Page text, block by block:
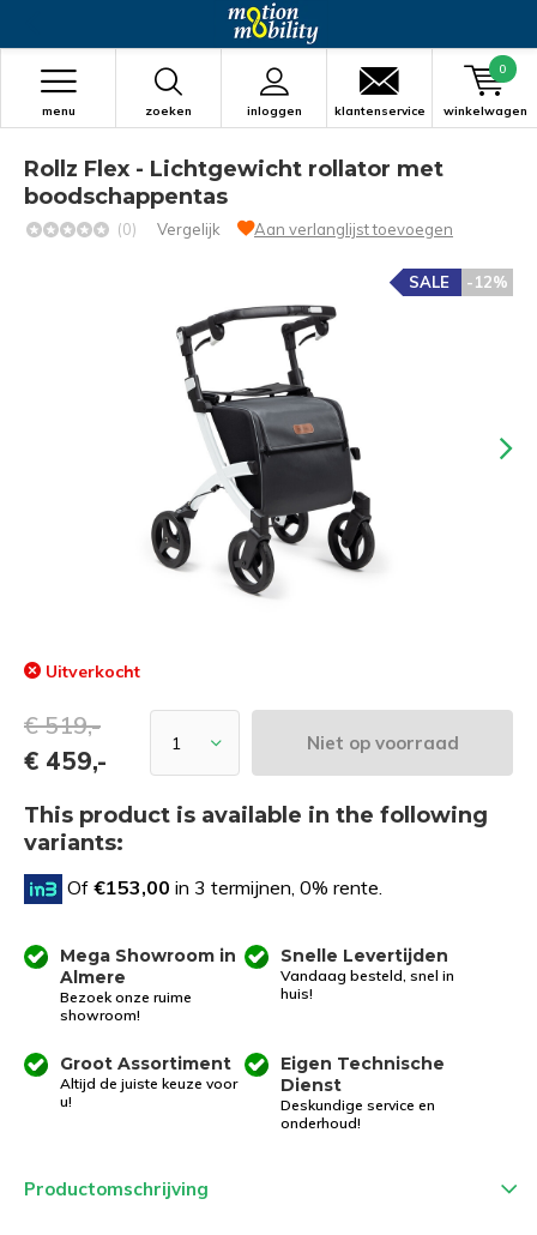
zoeken inloggen
menu klantenservice winkelwagen
0
Rollz Flex - Lichtgewicht rollator met
boodschappentas
(0) Vergelijk Aan verlanglijst toevoegen
-12%
SALE
Uitverkocht
€ 519,-
€ 459,-
Niet op voorraad
This product is available in the following
variants:
Of €153,00 in 3 termijnen, 0% rente.
Mega Showroom in
Almere
Bezoek onze ruime
showroom!
Snelle Levertijden
Vandaag besteld, snel in
huis!
Groot Assortiment
Altijd de juiste keuze voor
u!
Eigen Technische
Dienst
Deskundige service en
onderhoud!
Productomschrijving